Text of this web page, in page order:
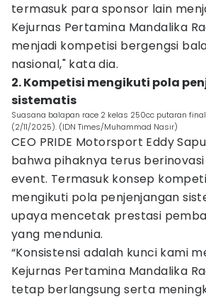
termasuk para sponsor lain
Kejurnas Pertamina Mandalika
menjadi kompetisi bergengsi
nasional," kata dia.
2. Kompetisi mengikuti pola
sistematis
Suasana balapan race 2 kelas 250cc putaran
(2/11/2025). (IDN Times/Muhammad Nasir)
CEO PRIDE Motorsport Eddy
bahwa pihaknya terus
event. Termasuk konsep
mengikuti pola penjenjangan
upaya mencetak prestasi
yang mendunia.
“Konsistensi adalah kunci kami
Kejurnas Pertamina Mandalika
tetap berlangsung serta